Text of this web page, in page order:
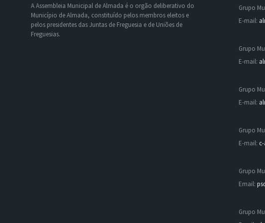
A Assembleia Municipal de Almada é o orgão deliberativo do
Município de Almada, constituído pelos membros eleitos e
pelos presidentes das Juntas de Freguesia e de Uniões de
Freguesias.
Grupo
E-mail:
Grupo
E-mail:
Grupo
E-mail:
Grupo
E-mail:
Grupo
Email:
Grupo